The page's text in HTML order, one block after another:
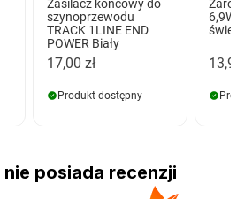
Zasilacz końcowy do
szynoprzewodu
TRACK 1LINE END
POWER Biały
17,00 zł
Produkt dostępny
6,9W
13,99
posiada recenzji